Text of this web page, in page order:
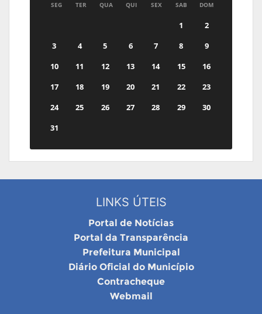
SEG TER QUA QUI SEX SAB DOM
1
2
3
4 5 6 7 8
9
10
11 12 13 14 15
16
17
18 19 20 21 22
23
24
25 26 27 28 29
30
31
LINKS ÚTEIS
Portal de Notícias
Portal da Transparência
Prefeitura Municipal
Diário Oficial do Município
Contracheque
Webmail